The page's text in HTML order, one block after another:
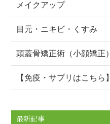
メイクアップ
目元・ニキビ・くすみ
頭蓋骨矯正術（小顔矯正）
【免疫・サプリはこちら】
最新記事